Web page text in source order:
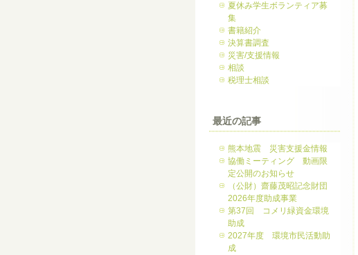
夏休み学生ボランティア募
集
書籍紹介
決算書調査
災害/支援情報
相談
税理士相談
最近の記事
熊本地震 災害支援金情報
協働ミーティング 動画限
定公開のお知らせ
（公財）齋藤茂昭記念財団
2026年度助成事業
第37回 コメリ緑資金環境
助成
2027年度 環境市民活動助
成